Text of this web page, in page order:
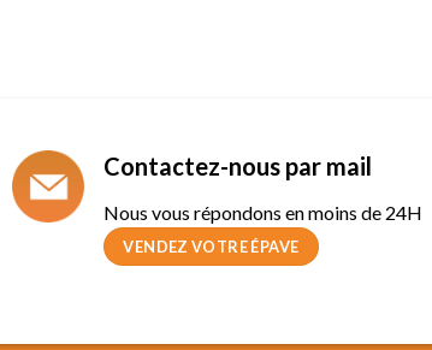
Contactez-nous par mail
Nous vous répondons en moins de 24H
VENDEZ VOTRE ÉPAVE